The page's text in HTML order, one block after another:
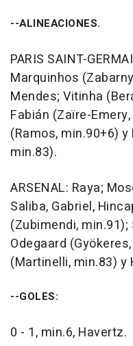
--ALINEACIONES.
PARIS SAINT-
Marquinhos
Mendes; Vitinha
Fabián (Zaïre-
(Ramos, min.90+6)
min.83).
ARSENAL: Raya;
Saliba, Gabriel,
(Zubimendi,
Odegaard
(Martinelli, min.83) y
--GOLES:
0 - 1, min.6, Havertz.